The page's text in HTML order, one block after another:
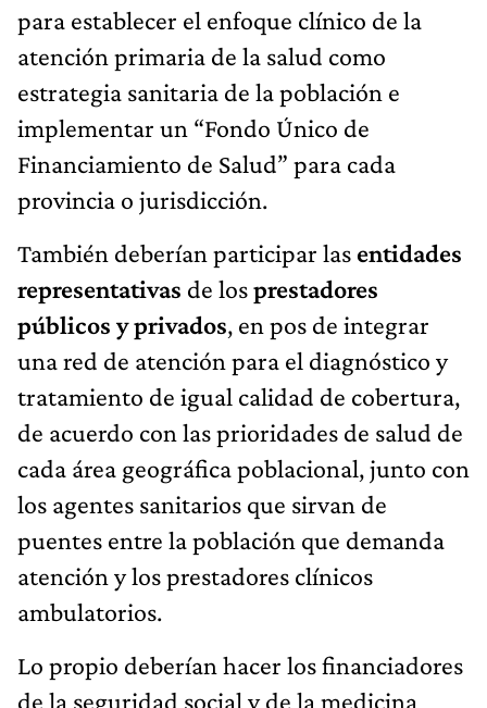
para establecer el enfoque clínico de la
atención primaria de la salud como
estrategia sanitaria de la población e
implementar un “Fondo Único de
Financiamiento de Salud” para cada
provincia o jurisdicción.
También deberían participar las entidades
representativas de losprestadores
públicos y privados, en pos de integrar
una red de atención para el diagnóstico y
tratamiento de igual calidad de cobertura,
de acuerdo con las prioridades de salud de
cada área geográfica poblacional, junto con
los agentes sanitarios que sirvan de
puentes entre la población que demanda
atención y los prestadores clínicos
ambulatorios.
Lo propio deberían hacer los financiadores
de la seguridad social y de la medicina